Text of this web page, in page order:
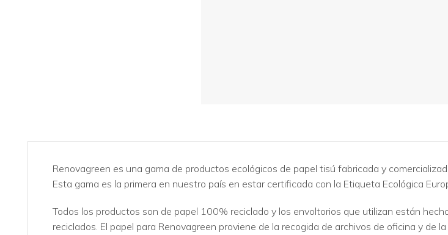
Renovagreen es una gama de productos ecológicos de papel tisú fabricada y
Esta gama es la primera en nuestro país en estar certificada con la Etiqueta Ecológica
Todos los productos son de papel 100% reciclado y los envoltorios que utilizan están
reciclados. El papel para Renovagreen proviene de la recogida de archivos de oficina y de